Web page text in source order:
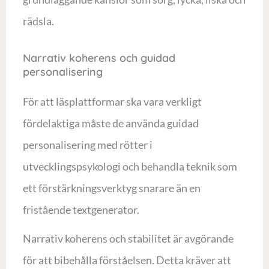
rädsla.
Narrativ koherens och guidad
personalisering
För att läsplattformar ska vara verkligt
fördelaktiga måste de använda guidad
personalisering med rötter i
utvecklingspsykologi och behandla teknik som
ett förstärkningsverktyg snarare än en
fristående textgenerator.
Narrativ koherens och stabilitet är avgörande
för att bibehålla förståelsen. Detta kräver att